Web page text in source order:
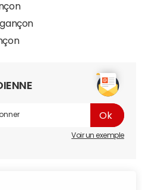
Voir un exemple